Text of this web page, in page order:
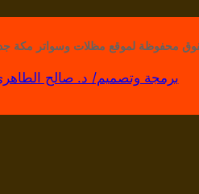
محفوظة لموقع مظلات وسواتر مكة
برمجة وتصميم/ د. صالح